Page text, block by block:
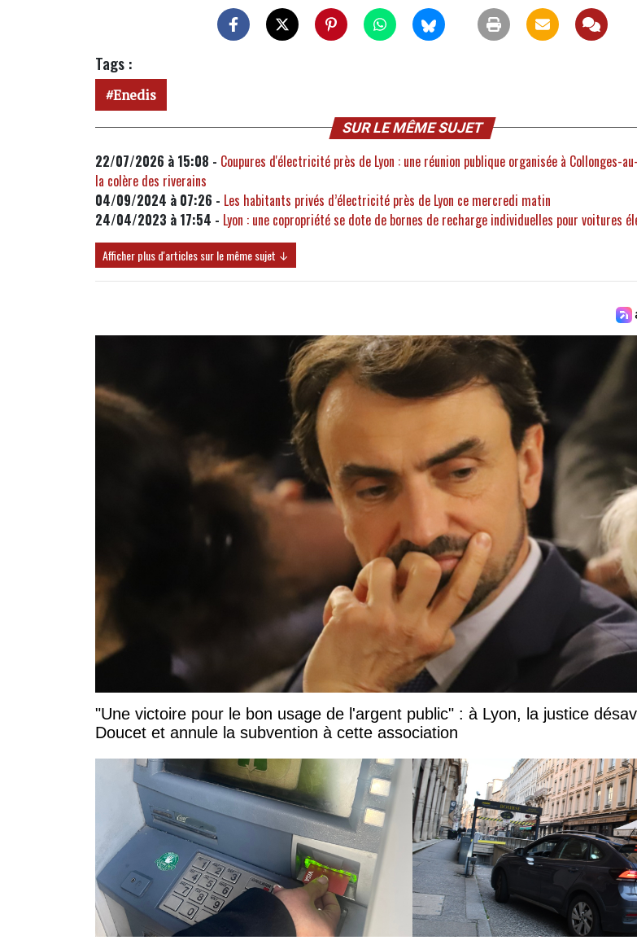
Tags :
Enedis
SUR LE MÊME SUJET
22/07/2026 à 15:08 - Coupures d'électricité près de Lyon : une réunion publique organisée à Collonges-
la colère des riverains
04/09/2024 à 07:26 - Les habitants privés d’électricité près de Lyon ce mercredi matin
24/04/2023 à 17:54 - Lyon : une copropriété se dote de bornes de recharge individuelles pour voitures
Afficher plus d'articles sur le même sujet ↓
"Une victoire pour le bon usage de l'argent public" : à Lyon, la justice
Doucet et annule la subvention à cette association